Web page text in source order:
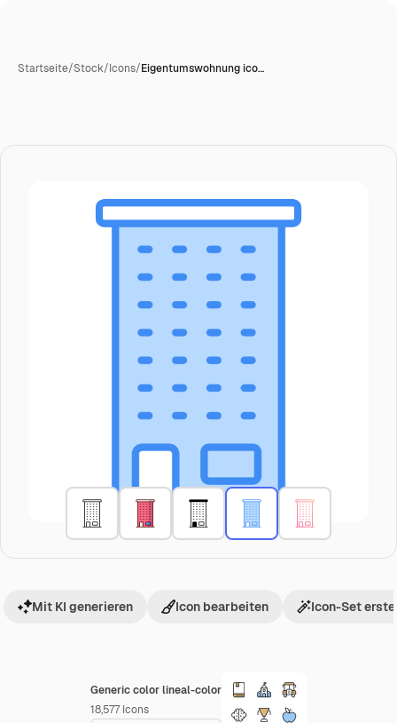
Startseite/Stock/Icons/Eigentumswohnung ico…
Generic color lineal-color
18,577 Icons
Mit KI generieren Icon bearbeiten Icon-Set